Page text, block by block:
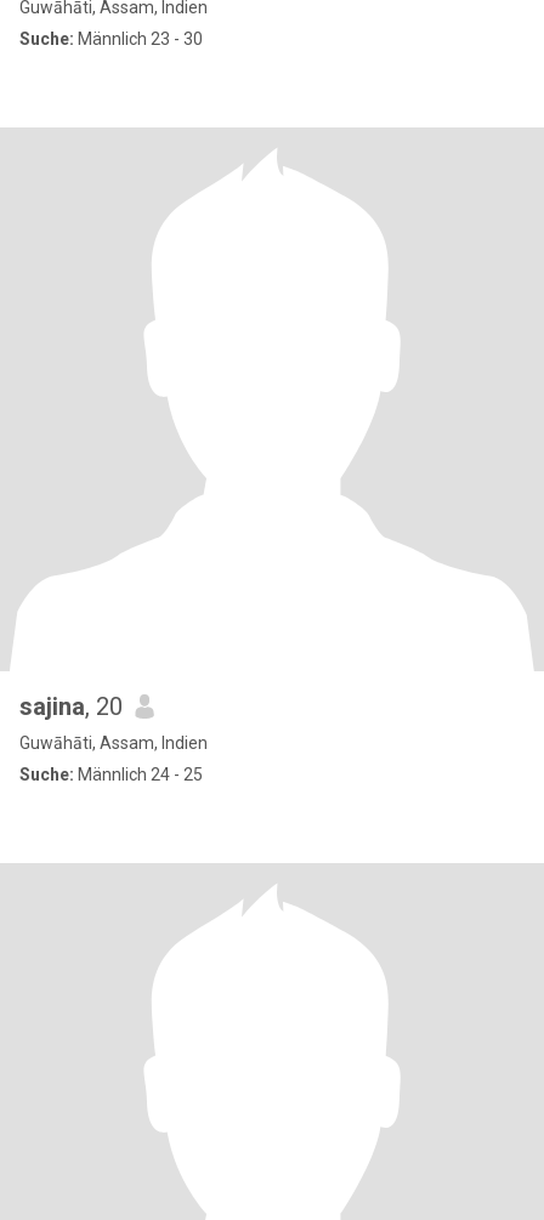
Guwāhāti, Assam, Indien
Suche: Männlich 23 - 30
sajina, 20
Guwāhāti, Assam, Indien
Suche: Männlich 24 - 25